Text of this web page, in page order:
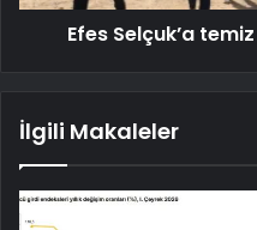
Efes Selçuk’a
İlgili Makaleler